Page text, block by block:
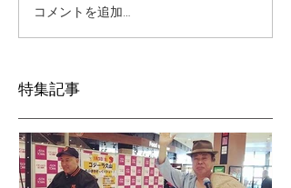
コメントを追加…
特集記事